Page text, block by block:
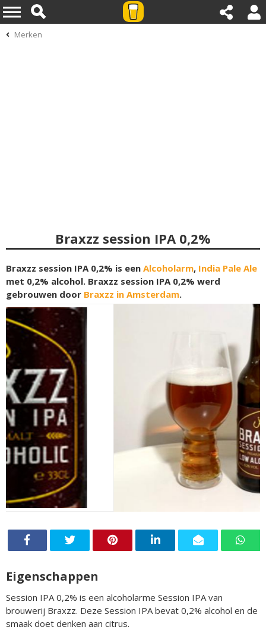
Merken
Braxzz session IPA 0,2%
Braxzz session IPA 0,2% is een Alcoholarm, India Pale Ale
met 0,2% alcohol. Braxzz session IPA 0,2% werd
gebrouwen door Braxzz in Amsterdam.
Eigenschappen
Session IPA 0,2% is een alcoholarme Session IPA van
brouwerij Braxzz. Deze Session IPA bevat 0,2% alcohol en de
smaak doet denken aan citrus.